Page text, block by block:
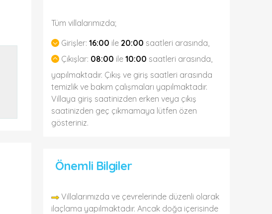
Tüm villalarımızda;
Girişler: 16:00 ile 20:00 saatleri arasında,
Çıkışlar: 08:00 ile 10:00 saatleri arasında,
yapılmaktadır. Çıkış ve giriş saatleri arasında
temizlik ve bakım çalışmaları yapılmaktadır.
Villaya giriş saatinizden erken veya çıkış
saatinizden geç çıkmamaya lütfen özen
gösteriniz.
Önemli Bilgiler
Villalarımızda ve çevrelerinde düzenli olarak
ilaçlama yapılmaktadır. Ancak doğa içerisinde